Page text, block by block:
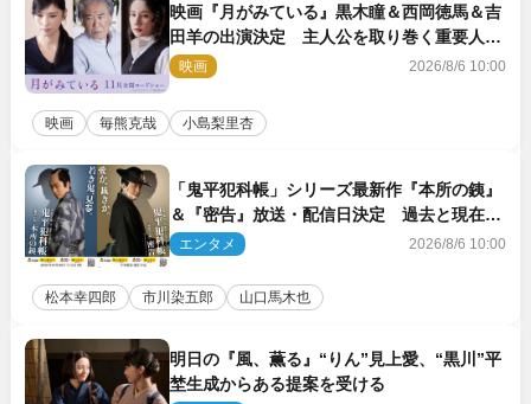
映画『月がみている』黒木瞳＆西岡徳馬＆吉
田羊の出演決定 主人公を取り巻く重要人物
を演じる
映画 2026/8/6 10:00
映画 毎熊克哉 小島梨里杏
「鬼平犯科帳」シリーズ最新作『本所の銕』
＆『密告』放送・配信日決定 過去と現在が
繋がるビジュアルも解禁
エンタメ 2026/8/6 10:00
松本幸四郎 市川染五郎 山口馬木也
明日の『風、薫る』“りん”見上愛、“黒川”平
埜生成からある提案を受ける